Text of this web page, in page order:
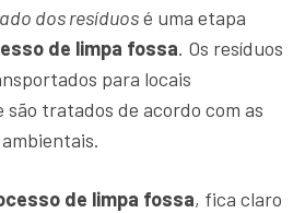
dos resíduosé uma etapa
de limpa fossa. Os resíduos
para locais
tratados de acordo com as
de limpa fossa, fica claro